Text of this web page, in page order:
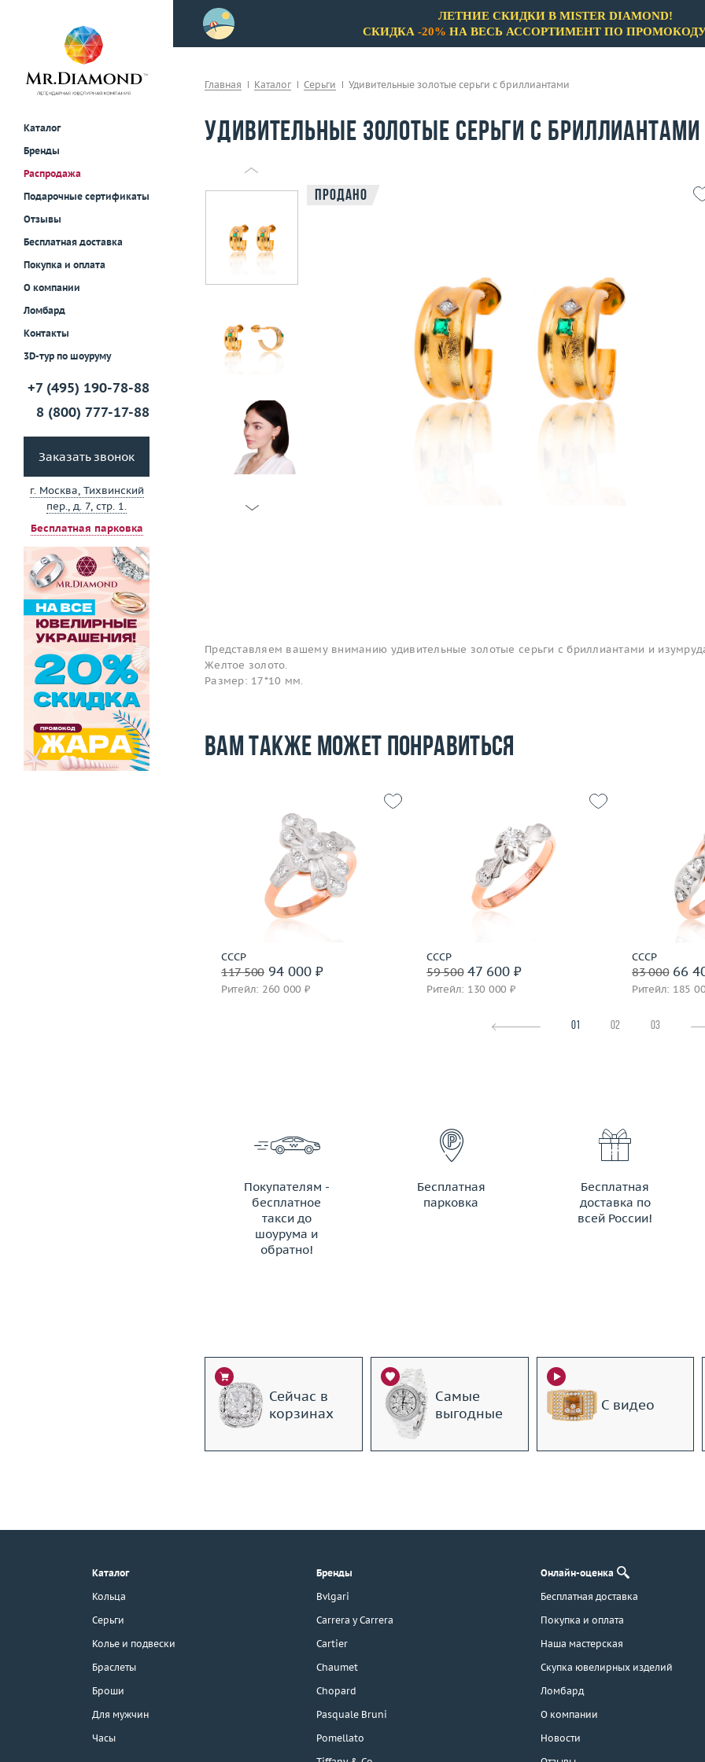
Каталог
Бренды
Распродажа
Подарочные сертификаты
Отзывы
Бесплатная доставка
Покупка и оплата
О компании
Ломбард
Контакты
3D-тур по шоуруму
+7 (495) 190-78-88
8 (800) 777-17-88
Заказать звонок
г. Москва, Тихвинский
пер., д. 7, стр. 1.
Бесплатная парковка
г. Москва, Тихвинский пер., д. 7,
3D-тур по шоуруму
примерки!
ЛЕТНИЕ СКИДКИ В MISTER DIAMOND!
СКИДКА -20% НА ВЕСЬ АССОРТИМЕНТ ПО
Главная Каталог Серьги Удивительные золотые серьги с бриллиантами
Удивительные золотые серьги с бриллиантами
Продано
Представляем вашему вниманию удивительные золотые серьги с бриллиантами и
Желтое золото.
Размер: 17*10 мм.
Вам также может понравиться
СССР
117 50094 000 ₽
Ритейл: 260 000 ₽
Материал
золото 585 пробы
Подробнее
СССР
59 50047 600 ₽
Ритейл: 130 000 ₽
Материал
золото 585 пробы
Подробнее
СССР
83 00066
Ритейл: 185
Материал
01 02 03
Покупателям -
бесплатное
такси до
шоурума и
обратно!
ЗАКАЗАТЬ ТАКСИ
Бесплатная
парковка
Бесплатная
доставка по
всей России!
Сейчас в
корзинах
Самые
выгодные
С видео
Каталог
Кольца
Серьги
Колье и подвески
Браслеты
Броши
Для мужчин
Часы
Бренды
Bvlgari
Carrera y Carrera
Cartier
Chaumet
Chopard
Pasquale Bruni
Pomellato
Онлайн-оценка
Бесплатная доставка
Покупка и оплата
Наша мастерская
Скупка ювелирных изделий
Ломбард
О компании
Новости